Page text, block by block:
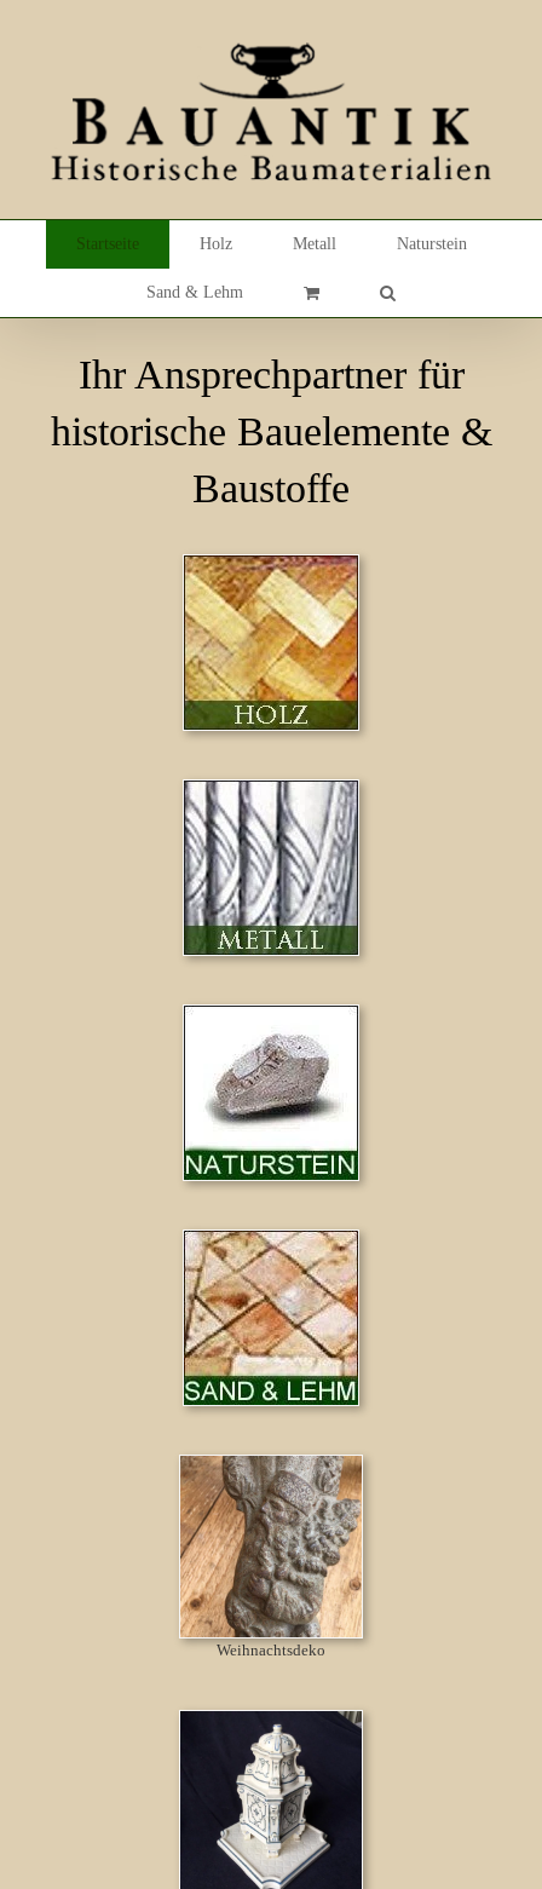
Startseite Holz Metall Naturstein
Sand & Lehm
Ihr Ansprechpartner für
historische Bauelemente &
Baustoffe
Weihnachtsdeko